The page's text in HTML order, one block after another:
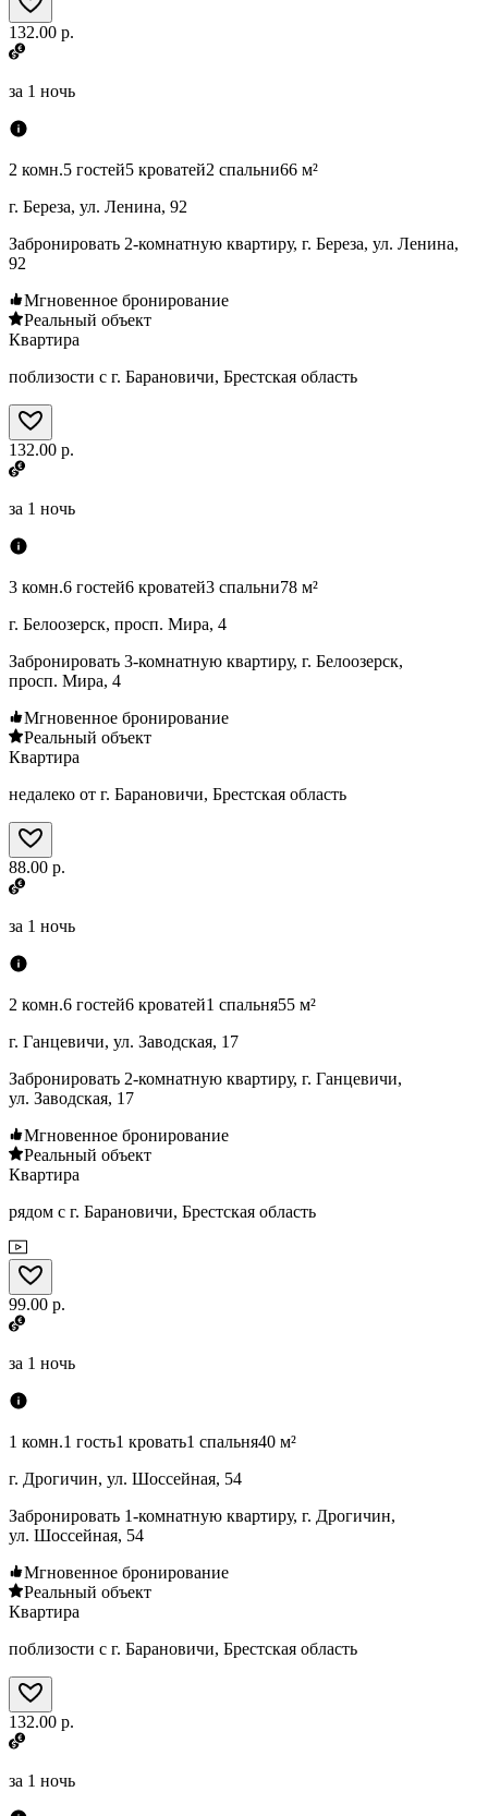
132.00 р.
за 1 ночь
2 комн.5 гостей5 кроватей2 спальни66 м²
г. Береза, ул. Ленина, 92
Забронировать 2-комнатную квартиру, г. Береза, ул. Ленина,
92
Мгновенное бронирование
Реальный объект
Квартира
поблизости с г. Барановичи, Брестская область
132.00 р.
за 1 ночь
3 комн.6 гостей6 кроватей3 спальни78 м²
г. Белоозерск, просп. Мира, 4
Забронировать 3-комнатную квартиру, г. Белоозерск,
просп. Мира, 4
Мгновенное бронирование
Реальный объект
Квартира
недалеко от г. Барановичи, Брестская область
88.00 р.
за 1 ночь
2 комн.6 гостей6 кроватей1 спальня55 м²
г. Ганцевичи, ул. Заводская, 17
Забронировать 2-комнатную квартиру, г. Ганцевичи,
ул. Заводская, 17
Мгновенное бронирование
Реальный объект
Квартира
рядом с г. Барановичи, Брестская область
99.00 р.
за 1 ночь
1 комн.1 гость1 кровать1 спальня40 м²
г. Дрогичин, ул. Шоссейная, 54
Забронировать 1-комнатную квартиру, г. Дрогичин,
ул. Шоссейная, 54
Мгновенное бронирование
Реальный объект
Квартира
поблизости с г. Барановичи, Брестская область
132.00 р.
за 1 ночь